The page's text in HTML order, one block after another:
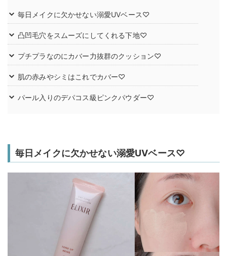
毎日メイクに欠かせない溺愛UVベース♡
凸凹毛穴をスムーズにしてくれる下地♡
プチプラなのにカバー力抜群のクッション♡
肌の赤みやシミはこれでカバー♡
パール入りのデパコス級ピンクパウダー♡
毎日メイクに欠かせない溺愛UVベース♡